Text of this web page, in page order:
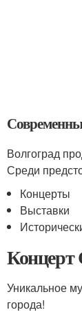
Волгоград
Среди
Концерты
Выставки
Концерт
Уникальное
города!